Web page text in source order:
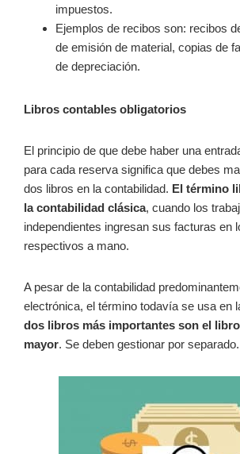
impuestos.
Ejemplos de recibos son: recibos
de emisión de material, copias de
de depreciación.
Libros contables obligatorios
El principio de que debe haber una
para cada reserva significa que debes
dos libros en la contabilidad. El término
la contabilidad clásica, cuando los
independientes ingresan sus facturas en
respectivos a mano.
A pesar de la contabilidad
electrónica, el término todavía se usa en
dos libros más importantes son el
mayor. Se deben gestionar por separado.